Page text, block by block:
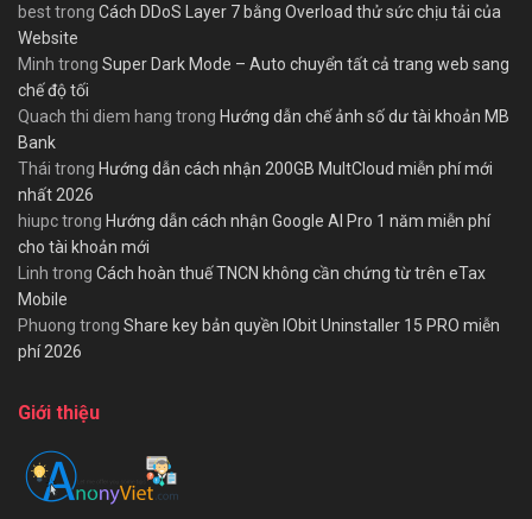
besttrong Cách DDoS Layer 7 bằng Overload thử sức chịu tải của
Website
Minh trong Super Dark Mode – Auto chuyển tất cả trang web sang
chế độ tối
Quach thi diem hang trong Hướng dẫn chế ảnh số dư tài khoản MB
Bank
Thái trong Hướng dẫn cách nhận 200GB MultCloud miễn phí mới
nhất 2026
hiupctrong Hướng dẫn cách nhận Google AI Pro 1 năm miễn phí
cho tài khoản mới
Linh trong Cách hoàn thuế TNCN không cần chứng từ trên eTax
Mobile
Phuong trong Share key bản quyền IObit Uninstaller 15 PRO miễn
phí 2026
Giới thiệu